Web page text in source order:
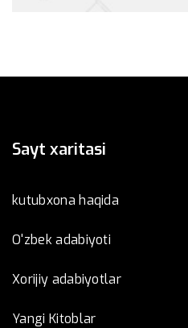
Sayt xaritasi
kutubxona haqida
O'zbek adabiyoti
Xorijiy adabiyotlar
Yangi Kitoblar